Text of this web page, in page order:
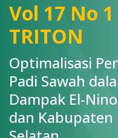
Vol 17 No 1
TRITON
Optimalisasi
Padi Sawah
Dampak El-
dan Kabupaten